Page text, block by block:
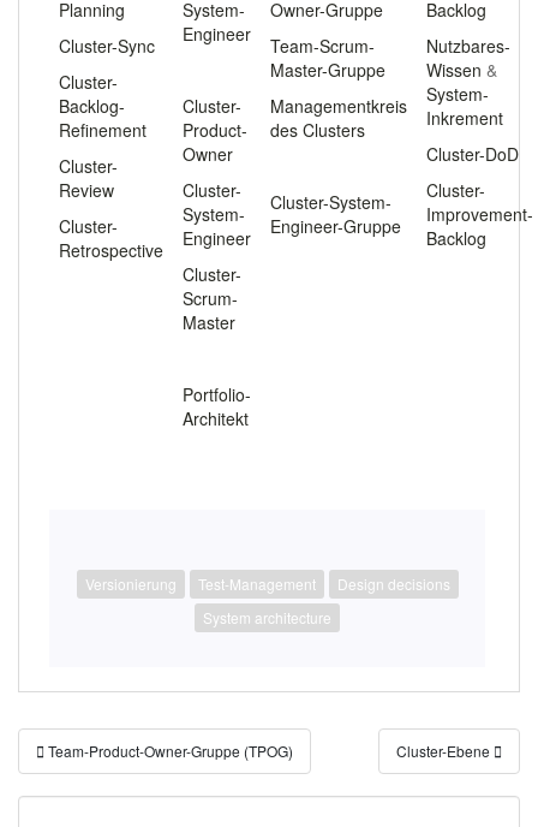
Planning
Cluster-Sync
Cluster-
Backlog-
Refinement
Cluster-
Review
Cluster-
Retrospective
System-
Engineer
Cluster-
Product-
Owner
Cluster-
System-
Engineer
Cluster-
Scrum-
Master
Portfolio-
Architekt
Owner-Gruppe
Team-Scrum-
Master-Gruppe
Managementkreis
des Clusters
Cluster-System-
Engineer-Gruppe
Backlog
Nutzbares-
Wissen &
System-
Inkrement
Cluster-DoD
Cluster-
Improvement-
Backlog
Versionierung Test-Management
Design decisions
System architecture
Beitragsnavigation
Team-Product-Owner-Gruppe (TPOG) Cluster-Ebene